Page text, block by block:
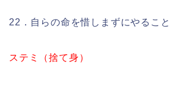
22．自らの命を惜しまずにやること
ステミ（捨て身）